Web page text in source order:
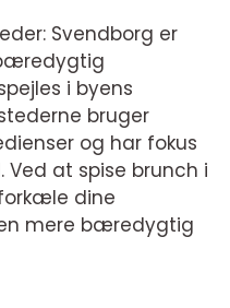
Svendborg er
i byens
bruger
og har fokus
at spise brunch i
dine
mere bæredygtig